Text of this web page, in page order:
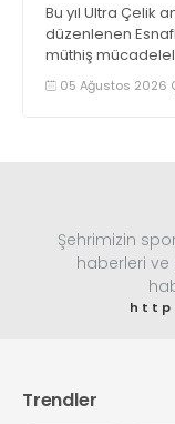
Bu yıl Ultra Çelik
düzenlenen
müthiş
05 Ağustos 2026
Şehrimizin
haberleri
Trendler